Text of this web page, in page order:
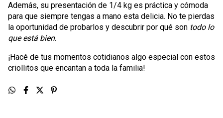
Además, su presentación de 1/4 kg es práctica y cómoda
para que siempre tengas a mano esta delicia. No te pierdas
la oportunidad de probarlos y descubrir por qué son todo lo
que está bien.
¡Hacé de tus momentos cotidianos algo especial con estos
criollitos que encantan a toda la familia!